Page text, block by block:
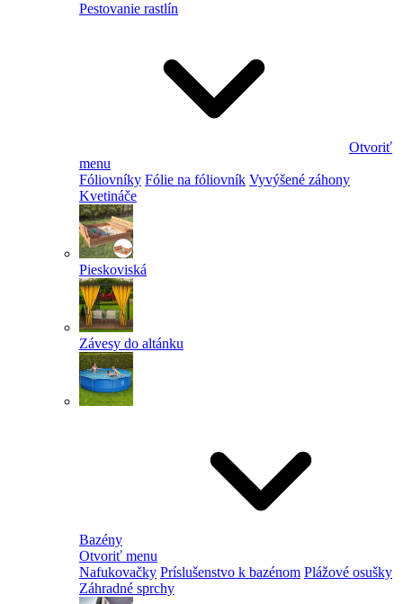
Pestovanie rastlín
Otvoriť
menu
Fóliovníky Fólie na fóliovník Vyvýšené záhony
Kvetináče
Pieskoviská
Závesy do altánku
Bazény
Otvoriť menu
Nafukovačky Príslušenstvo k bazénom Plážové osušky
Záhradné sprchy